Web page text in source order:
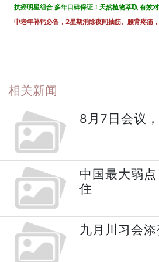
抗癌明星组合 多年口碑保证！天然植物萃取 有效
中老年补钙必备，2星期消除夜间抽筋、腰背疼痛
相关新闻
8月7日会议
中国最大弱
住
九月川习会